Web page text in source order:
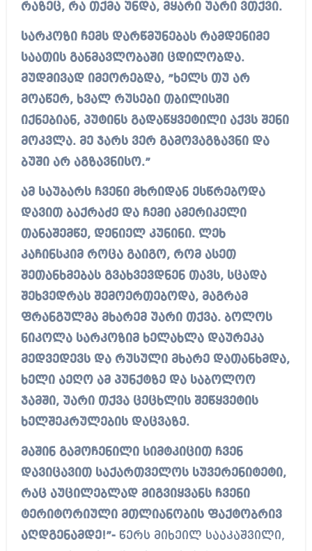
რაზეც, რა თქმა უნდა, მყარი უარი ვთქვი.
სარკოზი ჩემს დარწმუნებას რამდენიმე
საათის განმავლობაში ცდილობდა.
მუდმივად იმეორებდა, ”ხელს თუ არ
მოაწერ, ხვალ რუსები თბილისში
იქნებიან, პუტინს გადაწყვეტილი აქვს შენი
მოკვლა. მე ჯარს ვერ გამოვაგზავნი და
ბუში არ აგზავნისო.”
ამ საუბარს ჩვენი მხრიდან ესწრებოდა
დავით ბაქრაძე და ჩემი ამერიკელი
თანაშემწე, დენიელ კუნინი. ლეხ
კაჩინსკიმ როცა გაიგო, რომ ასეთ
შეთანხმებას გვახვევდნენ თავს, სცადა
შეხვედრას შემოერთებოდა, მაგრამ
ფრანგულმა მხარემ უარი თქვა. ბოლოს
ნიკოლა სარკოზიმ ხელახლა დაურეკა
მედვედევს და რუსული მხარე დათანხმდა,
ხელი აეღო ამ პუნქტზე და საბოლოო
ჯამში, უარი თქვა ცეცხლის შეწყვეტის
ხელშეკრულების დაცვაზე.
მაშინ გამოჩენილი სიმტკიცით ჩვენ
დავიცავით საქართველოს სუვერენიტეტი,
რაც აუცილებლად მიგვიყვანს ჩვენი
ტერიტორიული მთლიანობის ფაქტობრივ
აღდგენამდე!”-წერს მიხეილ სააკაშვილი,